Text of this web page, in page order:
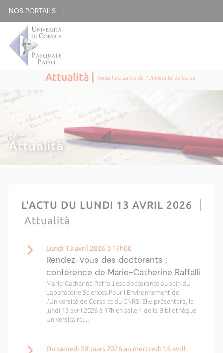
NOS PORTAILS :
Attualità |Toute l'actualité de l'Université de Corse
ATTUALITÀ |
Attualità
L'ACTU DU LUNDI 13 AVRIL 2026
Attualità
Lundi 13 avril 2026 à 17h00
Rendez-vous des doctorants :
conférence de Marie-Catherine Raffalli
Marie-Catherine Raffalli est doctorante au sein du
Laboratoire Sciences Pour l'Environnement de
l’Université de Corse et du CNRS. Elle présentera, le
lundi 13 avril 2026 à 17h en salle 1 de la Bibliothèque
Universitaire,...
Du samedi 28 mars 2026 au mercredi 15 avril